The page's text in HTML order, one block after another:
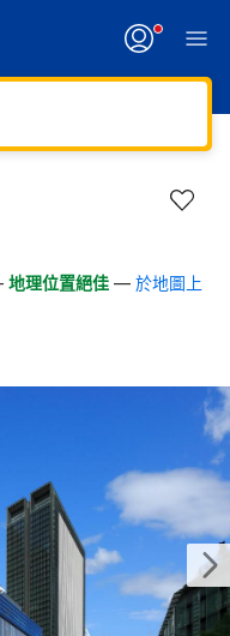
地理位置絕佳 — 於地圖上